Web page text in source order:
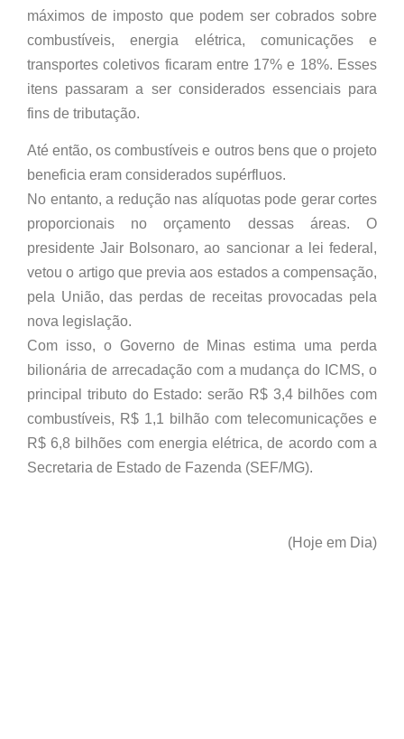
máximos de imposto que podem ser cobrados sobre
combustíveis, energia elétrica, comunicações e
transportes coletivos ficaram entre 17% e 18%. Esses
itens passaram a ser considerados essenciais para
fins de tributação.
Até então, os combustíveis e outros bens que o projeto
beneficia eram considerados supérfluos.
No entanto, a redução nas alíquotas pode gerar cortes
proporcionais no orçamento dessas áreas. O
presidente Jair Bolsonaro, ao sancionar a lei federal,
vetou o artigo que previa aos estados a compensação,
pela União, das perdas de receitas provocadas pela
nova legislação.
Com isso, o Governo de Minas estima uma perda
bilionária de arrecadação com a mudança do ICMS, o
principal tributo do Estado: serão R$ 3,4 bilhões com
combustíveis, R$ 1,1 bilhão com telecomunicações e
R$ 6,8 bilhões com energia elétrica, de acordo com a
Secretaria de Estado de Fazenda (SEF/MG).
(Hoje em Dia)